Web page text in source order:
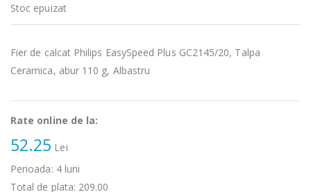
Stoc epuizat
Fier de calcat Philips EasySpeed Plus GC2145/20, Talpa
Ceramica, abur 110 g, Albastru
Rate online de la:
52.25 Lei
Perioada: 4luni
Total de plata: 209.00